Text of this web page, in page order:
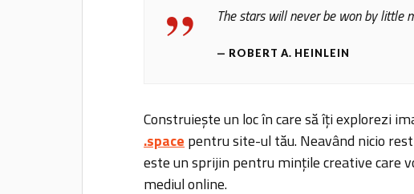
The stars will never be won by little
ROBERT A. HEINLEIN
Construiește un loc în care să îți explorezi
.spacepentru site-ul tău. Neavând nicio
este un sprijin pentru mințile creative care
mediul online.